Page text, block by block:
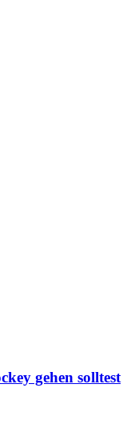
gehen solltest